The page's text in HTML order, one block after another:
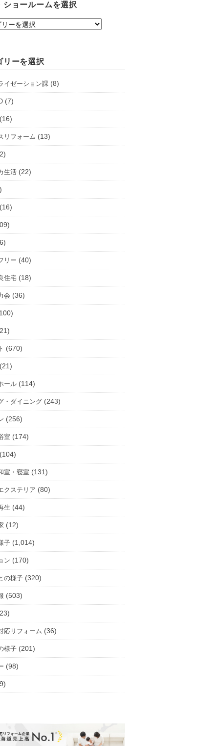
ショールームを選択
リーを選択
イゼーション課 (8)
(7)
リフォーム (13)
生活 (22)
リー (40)
住宅 (18)
会 (36)
(670)
ール (114)
・ダイニング (243)
(256)
室 (174)
室・寝室 (131)
クステリア (80)
生 (44)
(12)
子 (1,014)
ン (170)
の様子 (320)
(503)
応リフォーム (36)
様子 (201)
(98)